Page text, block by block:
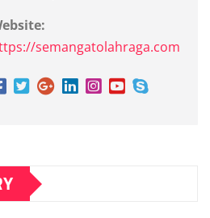
semangatolahraga.com